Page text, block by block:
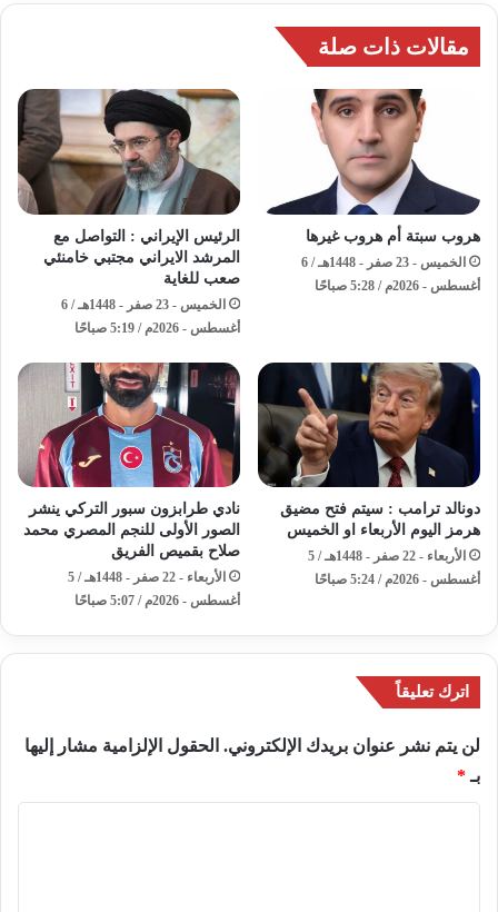
مقالات ذات صلة
هروب سبتة أم هروب غيرها
الخميس - 23 صفر - 1448هـ / 6
أغسطس - 2026م / 5:28 صباحًا
الرئيس الإيراني : التواصل مع
المرشد الايراني مجتبي خامنئي
صعب للغاية
الخميس - 23 صفر - 1448هـ / 6
أغسطس - 2026م / 5:19 صباحًا
دونالد ترامب : سيتم فتح مضيق
هرمز اليوم الأربعاء او الخميس
الأربعاء - 22 صفر - 1448هـ / 5
أغسطس - 2026م / 5:24 صباحًا
نادي طرابزون سبور التركي ينشر
الصور الأولى للنجم المصري محمد
صلاح بقميص الفريق
الأربعاء - 22 صفر - 1448هـ / 5
أغسطس - 2026م / 5:07 صباحًا
اترك تعليقاً
لن يتم نشر عنوان بريدك الإلكتروني. الحقول الإلزامية مشار إليها
بـ*